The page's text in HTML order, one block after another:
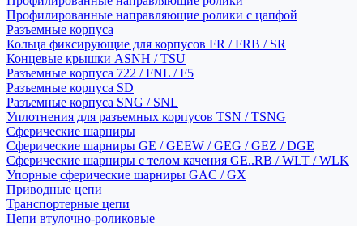
Профилированные направляющие ролики с цапфой
Разъемные корпуса
Кольца фиксирующие для корпусов FR / FRB / SR
Концевые крышки ASNH / TSU
Разъемные корпуса 722 / FNL / F5
Разъемные корпуса SD
Разъемные корпуса SNG / SNL
Уплотнения для разъемных корпусов TSN / TSNG
Сферические шарниры
Сферические шарниры GE / GEEW / GEG / GEZ / DGE
Сферические шарниры с телом качения GE..RB / WLT / WLK
Упорные сферические шарниры GAC / GX
Приводные цепи
Транспортерные цепи
Цепи втулочно-роликовые